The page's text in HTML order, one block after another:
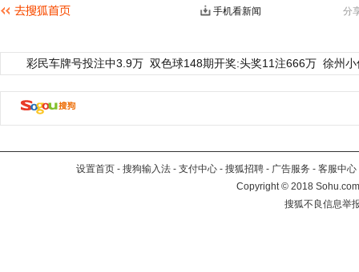
分
手机看新闻
彩民车牌号投注中3.9万 双色球148期开奖:头奖11注666万 徐州
设置首页 - 搜狗输入法 - 支付中心 - 搜狐招聘 - 广告服务 - 客服中心
Copyright©2018
搜狐不良信息举